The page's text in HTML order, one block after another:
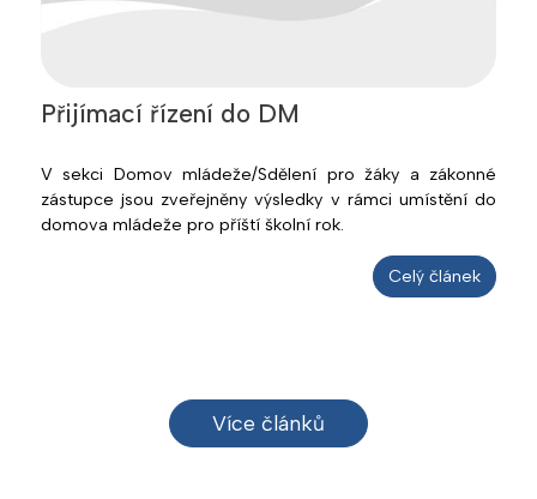
Přijímací řízení do DM
V sekci Domov mládeže/Sdělení pro žáky a zákonné
zástupce jsou zveřejněny výsledky v rámci umístění do
domova mládeže pro příští školní rok.
Celý článek
Více článků